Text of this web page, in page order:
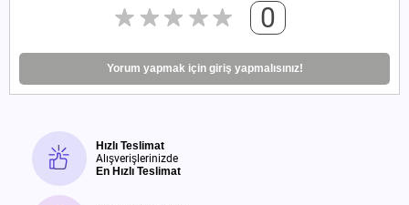
0
Yorum yapmak için giriş yapmalısınız!
Hızlı Teslimat
Alışverişlerinizde
En Hızlı Teslimat